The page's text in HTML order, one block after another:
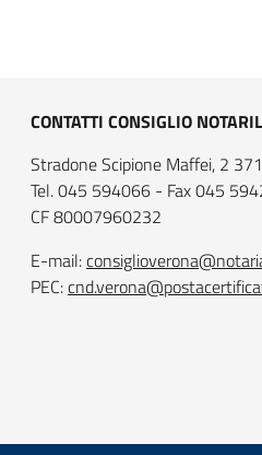
CONTATTI CONSIGLIO
Stradone Scipione Maffei, 2
Tel. 045 594066 - Fax 045
CF 80007960232
E-mail:
PEC: